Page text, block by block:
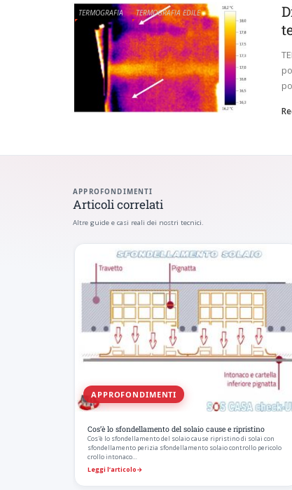
TERMOGRAFIA TERMOGRAFIA EDILE
APPROFONDIMENTI
Articoli correlati
Altre guide e casi reali dei nostri tecnici.
APPROFONDIMENTI
Cos’è lo sfondellamento del solaio cause e ripristino
Cos'è lo sfondellamento del solaio cause ripristino di solai con
sfondellamento perizia sfondellamento solaio controllo pericolo
crollo intonaco…
Leggi l’articolo→